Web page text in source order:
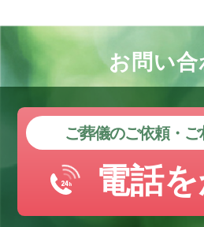
お問い
ご葬儀のご依頼・
電話